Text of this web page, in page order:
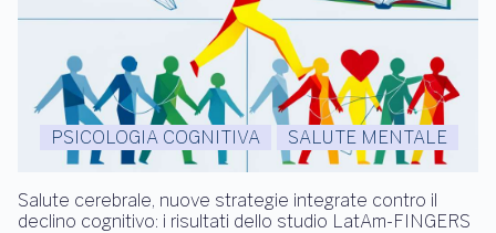
PSICOLOGIA COGNITIVA SALUTE MENTALE
Salute cerebrale, nuove strategie integrate contro il
declino cognitivo: i risultati dello studio LatAm-FINGERS